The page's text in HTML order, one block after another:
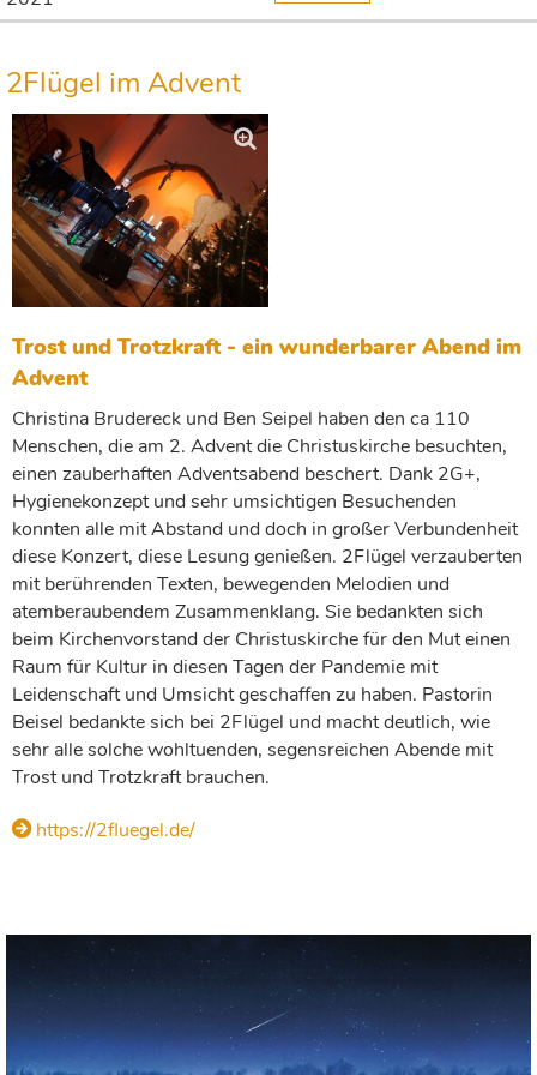
2Flügel im Advent
Trost und Trotzkraft - ein wunderbarer Abend im
Advent
Christina Brudereck und Ben Seipel haben den ca 110
Menschen, die am 2. Advent die Christuskirche besuchten,
einen zauberhaften Adventsabend beschert. Dank 2G+,
Hygienekonzept und sehr umsichtigen Besuchenden
konnten alle mit Abstand und doch in großer Verbundenheit
diese Konzert, diese Lesung genießen. 2Flügel verzauberten
mit berührenden Texten, bewegenden Melodien und
atemberaubendem Zusammenklang. Sie bedankten sich
beim Kirchenvorstand der Christuskirche für den Mut einen
Raum für Kultur in diesen Tagen der Pandemie mit
Leidenschaft und Umsicht geschaffen zu haben. Pastorin
Beisel bedankte sich bei 2Flügel und macht deutlich, wie
sehr alle solche wohltuenden, segensreichen Abende mit
Trost und Trotzkraft brauchen.
https://2fluegel.de/